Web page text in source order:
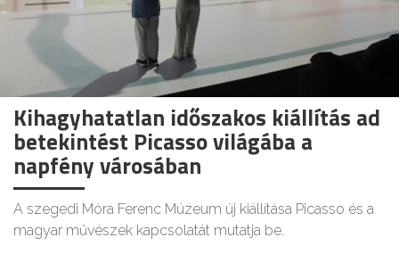
Kihagyhatatlan időszakos kiállítás ad
betekintést Picasso világába a
napfény városában
A szegedi Móra Ferenc Múzeum új kiállítása Picasso és a
magyar művészek kapcsolatát mutatja be.